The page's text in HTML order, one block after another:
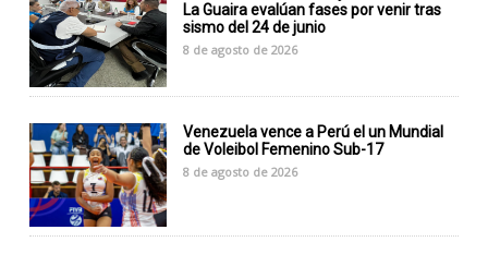
La Guaira evalúan fases por venir tras
sismo del 24 de junio
8 de agosto de 2026
Venezuela vence a Perú el un Mundial
de Voleibol Femenino Sub-17
8 de agosto de 2026